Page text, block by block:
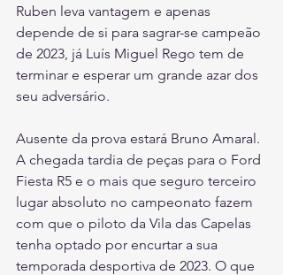
Ruben leva vantagem e apenas
depende de si para sagrar-se campeão
de 2023, já Luís Miguel Rego tem de
terminar e esperar um grande azar dos
seu adversário.
Ausente da prova estará Bruno Amaral.
A chegada tardia de peças para o Ford
Fiesta R5 e o mais que seguro terceiro
lugar absoluto no campeonato fazem
com que o piloto da Vila das Capelas
tenha optado por encurtar a sua
temporada desportiva de 2023. O que